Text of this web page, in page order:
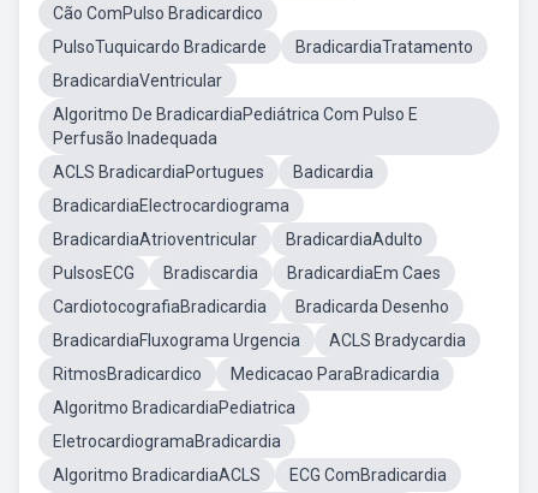
Cão ComPulso Bradicardico
PulsoTuquicardo Bradicarde
BradicardiaTratamento
BradicardiaVentricular
Algoritmo De BradicardiaPediátrica Com Pulso E
Perfusão Inadequada
ACLS BradicardiaPortugues
Badicardia
BradicardiaElectrocardiograma
BradicardiaAtrioventricular
BradicardiaAdulto
PulsosECG
Bradiscardia
BradicardiaEm Caes
CardiotocografiaBradicardia
Bradicarda Desenho
BradicardiaFluxograma Urgencia
ACLS Bradycardia
RitmosBradicardico
Medicacao ParaBradicardia
Algoritmo BradicardiaPediatrica
EletrocardiogramaBradicardia
Algoritmo BradicardiaACLS
ECG ComBradicardia